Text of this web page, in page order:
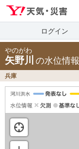
ログイン
やのがわ
矢野川 の水位情報
兵庫